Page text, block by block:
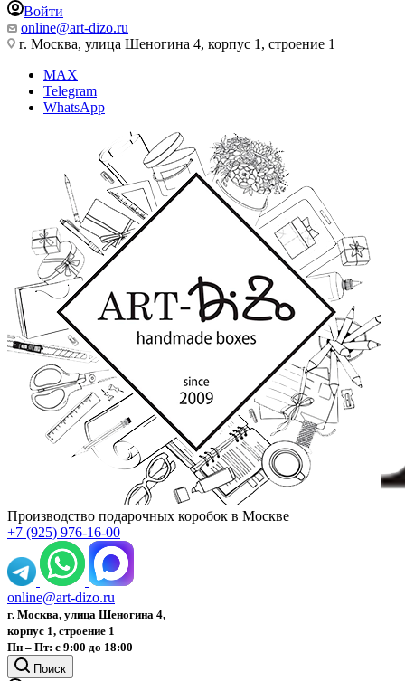
Войти
online@art-dizo.ru
г. Москва, улица Шеногина 4, корпус 1, строение 1
MAX
Telegram
WhatsApp
Производство подарочных коробок в Москве
+7 (925) 976-16-00
online@art-dizo.ru
г. Москва, улица Шеногина 4,
корпус 1, строение 1
Пн – Пт: с 9:00 до 18:00
Поиск